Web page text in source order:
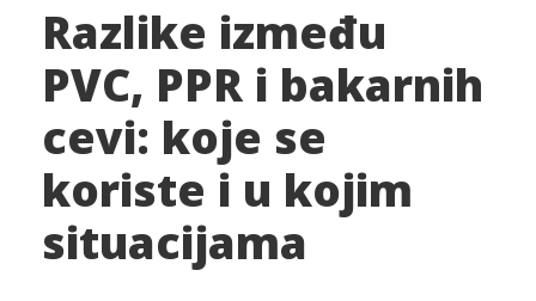
Razlike između
PVC, PPR i bakarnih
cevi: koje se
koriste i u kojim
situacijama